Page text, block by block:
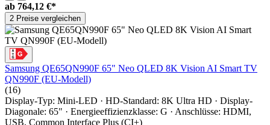
ab 764,12 €*
2 Preise vergleichen
Samsung QE65QN990F 65" Neo QLED 8K Vision AI Smart TV
QN990F (EU-Modell)
(16)
Display-Typ: Mini-LED · HD-Standard: 8K Ultra HD · Display-
Diagonale: 65" · Energieeffizienzklasse: G · Anschlüsse: HDMI,
USB, Common Interface Plus (CI+)